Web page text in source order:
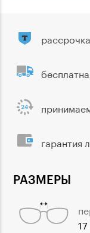
РАЗМЕРЫ
гарантия